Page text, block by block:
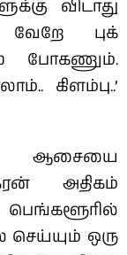
விடாது
புக்
போகணும்.
கிளம்பு..’
ஆசையை
அதிகம்
ஒரு